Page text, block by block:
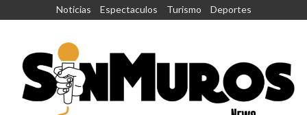
Noticias Espectaculos Turismo Deportes